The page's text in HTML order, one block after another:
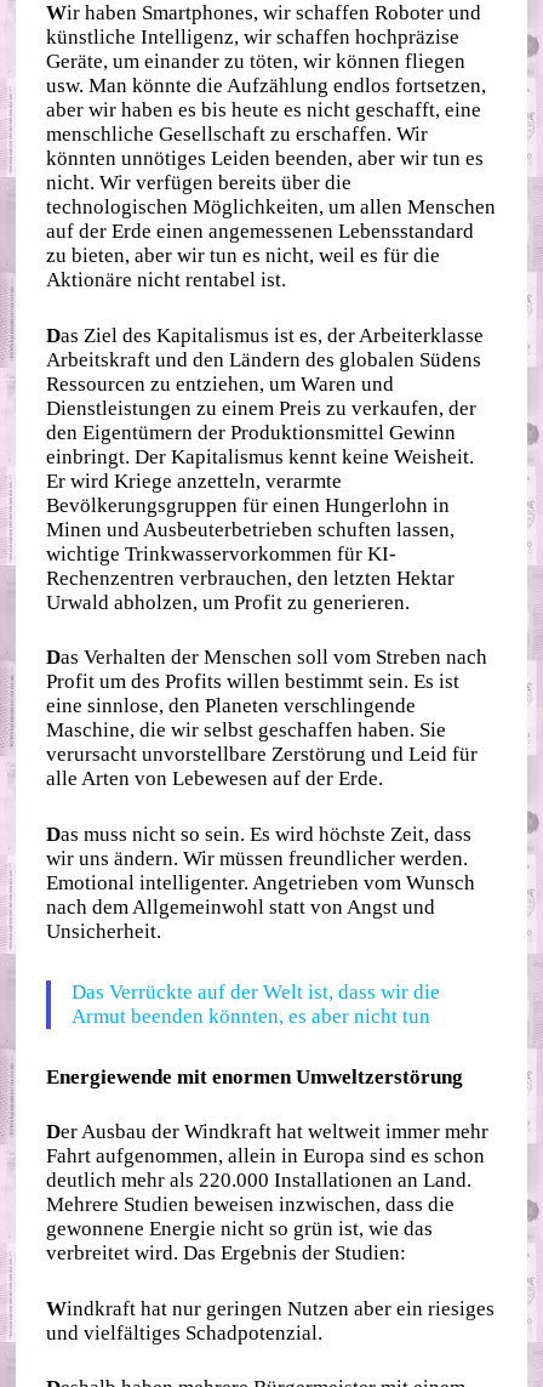
Wir haben Smartphones, wir schaffen Roboter und
künstliche Intelligenz, wir schaffen hochpräzise
Geräte, um einander zu töten, wir können fliegen
usw. Man könnte die Aufzählung endlos fortsetzen,
aber wir haben es bis heute es nicht geschafft, eine
menschliche Gesellschaft zu erschaffen. Wir
könnten unnötiges Leiden beenden, aber wir tun es
nicht. Wir verfügen bereits über die
technologischen Möglichkeiten, um allen Menschen
auf der Erde einen angemessenen Lebensstandard
zu bieten, aber wir tun es nicht, weil es für die
Aktionäre nicht rentabel ist.
Das Ziel des Kapitalismus ist es, der Arbeiterklasse
Arbeitskraft und den Ländern des globalen Südens
Ressourcen zu entziehen, um Waren und
Dienstleistungen zu einem Preis zu verkaufen, der
den Eigentümern der Produktionsmittel Gewinn
einbringt. Der Kapitalismus kennt keine Weisheit.
Er wird Kriege anzetteln, verarmte
Bevölkerungsgruppen für einen Hungerlohn in
Minen und Ausbeuterbetrieben schuften lassen,
wichtige Trinkwasservorkommen für KI-
Rechenzentren verbrauchen, den letzten Hektar
Urwald abholzen, um Profit zu generieren.
Das Verhalten der Menschen soll vom Streben nach
Profit um des Profits willen bestimmt sein. Es ist
eine sinnlose, den Planeten verschlingende
Maschine, die wir selbst geschaffen haben. Sie
verursacht unvorstellbare Zerstörung und Leid für
alle Arten von Lebewesen auf der Erde.
Das muss nicht so sein. Es wird höchste Zeit, dass
wir uns ändern. Wir müssen freundlicher werden.
Emotional intelligenter. Angetrieben vom Wunsch
nach dem Allgemeinwohl statt von Angst und
Unsicherheit.
Das Verrückte auf der Welt ist, dass wir die
Armut beenden könnten, es aber nicht tun
Energiewende mit enormen Umweltzerstörung
Der Ausbau der Windkraft hat weltweit immer mehr
Fahrt aufgenommen, allein in Europa sind es schon
deutlich mehr als 220.000 Installationen an Land.
Mehrere Studien beweisen inzwischen, dass die
gewonnene Energie nicht so grün ist, wie das
verbreitet wird. Das Ergebnis der Studien:
Windkraft hat nur geringen Nutzen aber ein riesiges
und vielfältiges Schadpotenzial.